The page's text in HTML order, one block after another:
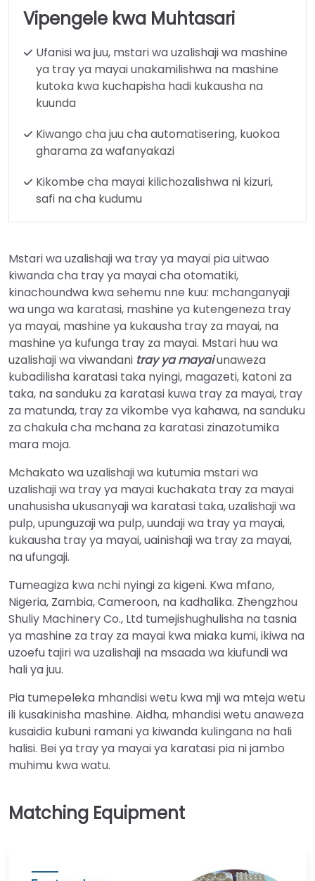
Vipengele kwa Muhtasari
Ufanisi wa juu, mstari wa uzalishaji wa mashine
ya tray ya mayai unakamilishwa na mashine
kutoka kwa kuchapisha hadi kukausha na
kuunda
Kiwango cha juu cha automatisering, kuokoa
gharama za wafanyakazi
Kikombe cha mayai kilichozalishwa ni kizuri,
safi na cha kudumu
Mstari wa uzalishaji wa tray ya mayai pia uitwao
kiwanda cha tray ya mayai cha otomatiki,
kinachoundwa kwa sehemu nne kuu: mchanganyaji
wa unga wa karatasi, mashine ya kutengeneza tray
ya mayai, mashine ya kukausha tray za mayai, na
mashine ya kufunga tray za mayai. Mstari huu wa
uzalishaji wa viwandani tray ya mayaiunaweza
kubadilisha karatasi taka nyingi, magazeti, katoni za
taka, na sanduku za karatasi kuwa tray za mayai, tray
za matunda, tray za vikombe vya kahawa, na sanduku
za chakula cha mchana za karatasi zinazotumika
mara moja.
Mchakato wa uzalishaji wa kutumia mstari wa
uzalishaji wa tray ya mayai kuchakata tray za mayai
unahusisha ukusanyaji wa karatasi taka, uzalishaji wa
pulp, upunguzaji wa pulp, uundaji wa tray ya mayai,
kukausha tray ya mayai, uainishaji wa tray za mayai,
na ufungaji.
Tumeagiza kwa nchi nyingi za kigeni. Kwa mfano,
Nigeria, Zambia, Cameroon, na kadhalika. Zhengzhou
Shuliy Machinery Co., Ltd tumejishughulisha na tasnia
ya mashine za tray za mayai kwa miaka kumi, ikiwa na
uzoefu tajiri wa uzalishaji na msaada wa kiufundi wa
hali ya juu.
Pia tumepeleka mhandisi wetu kwa mji wa mteja wetu
ili kusakinisha mashine. Aidha, mhandisi wetu anaweza
kusaidia kubuni ramani ya kiwanda kulingana na hali
halisi. Bei ya tray ya mayai ya karatasi pia ni jambo
muhimu kwa watu.